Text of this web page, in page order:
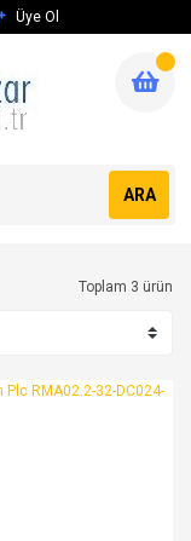
Üye Ol
ARA
Toplam 3 ürün